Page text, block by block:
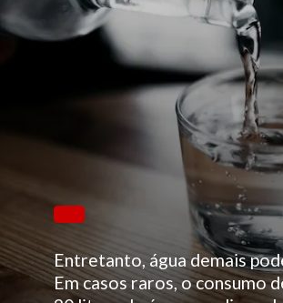
Entretanto, água demais
Em casos raros, o consumo